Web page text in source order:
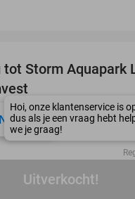
Uitverkocht!
tot Storm Aquapark
APP close